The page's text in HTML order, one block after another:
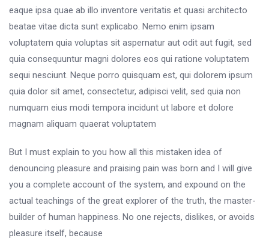
eaque ipsa quae ab illo inventore veritatis et quasi architecto
beatae vitae dicta sunt explicabo. Nemo enim ipsam
voluptatem quia voluptas sit aspernatur aut odit aut fugit, sed
quia consequuntur magni dolores eos qui ratione voluptatem
sequi nesciunt. Neque porro quisquam est, qui dolorem ipsum
quia dolor sit amet, consectetur, adipisci velit, sed quia non
numquam eius modi tempora incidunt ut labore et dolore
magnam aliquam quaerat voluptatem
But I must explain to you how all this mistaken idea of
denouncing pleasure and praising pain was born and I will give
you a complete account of the system, and expound on the
actual teachings of the great explorer of the truth, the master-
builder of human happiness. No one rejects, dislikes, or avoids
pleasure itself, because